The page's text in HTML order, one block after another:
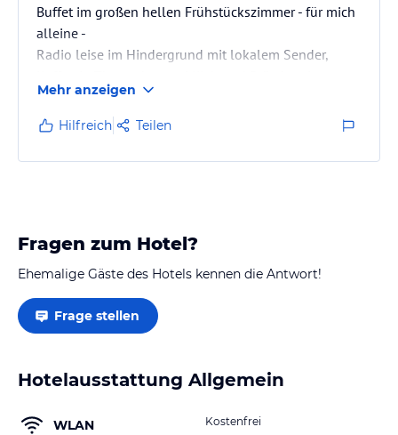
Buffet im großen hellen Frühstückszimmer - für mich
alleine -
Radio leise im Hindergrund mit lokalem Sender,
Körbchen auf dem Tisch, Rest vom Buffet: Ei, Joghurt,
verschiedes Müsli, Wurstplatte mit Käse, Dosenobst,
Marmelade, Honig, ... immer frisch und lecker.
Pension hat 5 Zimmer und 2 Appartement alle mit
Mehr anzeigen
Hilfreich Teilen
Fragen zum Hotel?
Ehemalige Gäste des Hotels kennen die Antwort!
Frage stellen
Hotelausstattung Allgemein
WLAN Kostenfrei